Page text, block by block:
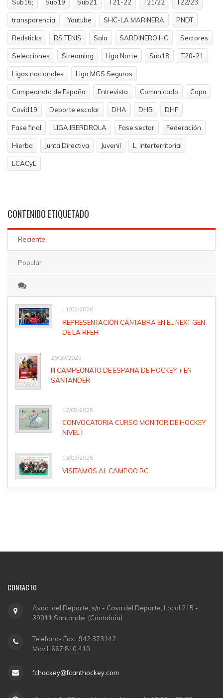
Sub16; Sub19 Sub21 T21-22 T21/22 T22/23
transparencia Youtube SHC-LA MARINERA PNDT
Redsticks RS TENIS Sala SARDINERO HC Sectores
Selecciones Streaming Liga Norte Sub18 T20-21
Ligas nacionales Liga MGS Seguros
Campeonato de España Entrevista Comunicado Copa
Covid19 Deporte escolar DHA DHB DHF
Fase final LIGA IBERDROLA Fase sector Federación
Hierba Junta Directiva Juvenil L. Interterritorial
LCACyL
CONTENIDO ETIQUETADO
Reciente
Popular
11/02/2026
REPRESENTACIÓN CÁNTABRA EN EL NEXT GEN
DE LA RFEH
26/09/2025
III CAMPEONATO DE ESPAÑA DE HOCKEY + EN
SANTANDER
12/09/2025
CONVOCATORIA CURSO MONITOR DE HOCKEY
NIVEL I
19/03/2025
VISITAMOS AL CAMPOO RC
CONTACTO
Avda. del Deporte, s/n - Casa del Deporte, Local 215 -
39011 Santander (Cantabria)
Telefono- Fax : 942 373142
Movil: 667.810.410
fchockey@fcanthockey.com